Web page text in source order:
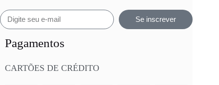
Se inscrever
Pagamentos
CARTÕES DE CRÉDITO